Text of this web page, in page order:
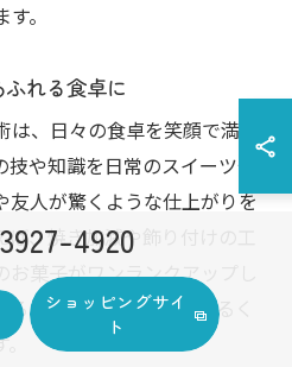
。
れる食卓に
、日々の食卓を笑顔で満た
や知識を日常のスイーツ作
友人が驚くような仕上がりを
ば、焼き加減や飾り付けの工
お菓子がワンランクアップし
ことで、食卓がより明るく
4920
ショッピングサイ
ト